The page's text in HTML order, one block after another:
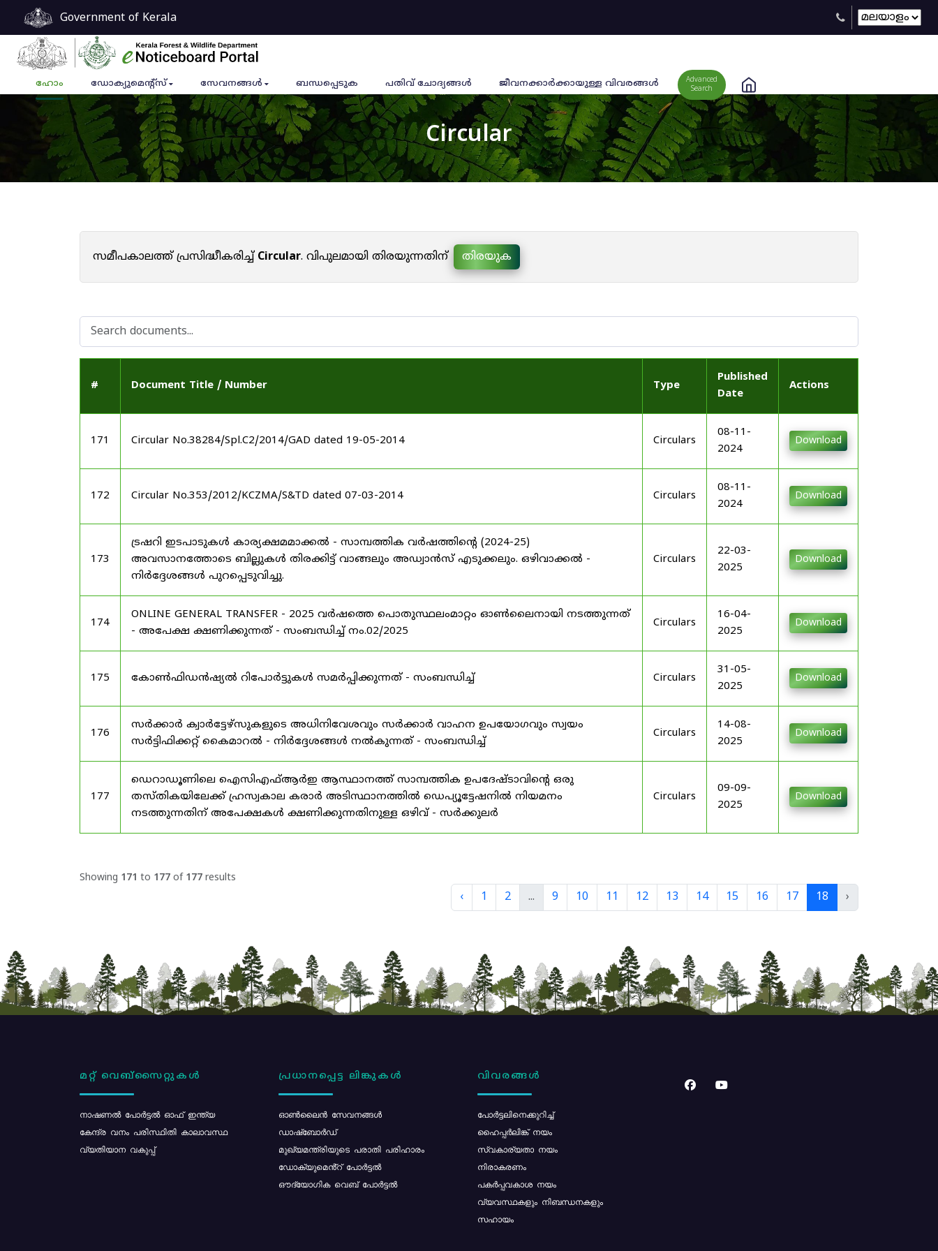
Government of Kerala
ഹോം ഡോക്യുമെൻ്റ്സ് സേവനങ്ങൾ ബന്ധപ്പെടുക പതിവ് ചോദ്യങ്ങൾ ജീവനക്കാര്‍ക്കായുള്ള വിവരങ്ങള്‍
Advanced
Search
Circular
സമീപകാലത്ത് പ്രസിദ്ധീകരിച്ച്Circular. വിപുലമായി തിരയുന്നതിന് തിരയുക
# Document Title / Number Type
Published
Date
Actions
171 Circular No.38284/Spl.C2/2014/GAD dated 19-05-2014 Circulars
08-11-
2024
Download
172 Circular No.353/2012/KCZMA/S&TD dated 07-03-2014 Circulars
08-11-
2024
Download
173
ട്രഷറി ഇടപാടുകൾ കാര്യക്ഷമമാക്കൽ - സാമ്പത്തിക വർഷത്തിന്റെ (2024-25)
അവസാനത്തോടെ ബില്ലുകൾ തിരക്കിട്ട് വാങ്ങലും അഡ്വാൻസ് എടുക്കലും. ഒഴിവാക്കൽ -
നിർദ്ദേശങ്ങൾ പുറപ്പെടുവിച്ചു.
Circulars
22-03-
2025
Download
174
ONLINE GENERAL TRANSFER - 2025 വർഷത്തെ പൊതുസ്ഥലംമാറ്റം ഓൺലൈനായി നടത്തുന്നത്
- അപേക്ഷ ക്ഷണിക്കുന്നത് - സംബന്ധിച്ച് നം.02/2025
Circulars
16-04-
2025
Download
175 കോൺഫിഡൻഷ്യൽ റിപോർട്ടുകൾ സമർപ്പിക്കുന്നത് - സംബന്ധിച്ച് Circulars
31-05-
2025
Download
176
സർക്കാർ ക്വാർട്ടേഴ്സുകളുടെ അധിനിവേശവും സർക്കാർ വാഹന ഉപയോഗവും സ്വയം
സർട്ടിഫിക്കറ്റ് കൈമാറൽ - നിർദ്ദേശങ്ങൾ നൽകുന്നത് - സംബന്ധിച്ച്
Circulars
14-08-
2025
Download
177
ഡെറാഡൂണിലെ ഐസിഎഫ്ആർഇ ആസ്ഥാനത്ത് സാമ്പത്തിക ഉപദേഷ്ടാവിന്റെ ഒരു
തസ്തികയിലേക്ക് ഹ്രസ്വകാല കരാർ അടിസ്ഥാനത്തിൽ ഡെപ്യൂട്ടേഷനിൽ നിയമനം
നടത്തുന്നതിന് അപേക്ഷകൾ ക്ഷണിക്കുന്നതിനുള്ള ഒഴിവ് - സർക്കുലർ
Circulars
09-09-
2025
Download
Showing 171 to 177 of 177 results
‹ 1 2 ... 9 10 11 12 13 14 15 16 17 18 ›
മറ്റ് വെബ്സൈറ്റുകൾ
നാഷണൽ പോർട്ടൽ ഓഫ് ഇന്ത്യ
കേന്ദ്ര വനം പരിസ്ഥിതി കാലാവസ്ഥ
വ്യതിയാന വകുപ്പ്
പ്രധാനപ്പെട്ട ലിങ്കുകൾ
ഓൺലൈൻ സേവനങ്ങൾ
ഡാഷ്ബോർഡ്
മുഖ്യമന്ത്രിയുടെ പരാതി പരിഹാരം
ഡോക്യുമെൻ്റ് പോർട്ടൽ
ഔദ്യോഗിക വെബ് പോർട്ടൽ
വിവരങ്ങൾ
പോര്‍ട്ടലിനെക്കുറിച്ച്
ഹൈപ്പർലിങ്ക് നയം
സ്വകാര്യതാ നയം
നിരാകരണം
പകർപ്പവകാശ നയം
വ്യവസ്ഥകളും നിബന്ധനകളും
സഹായം